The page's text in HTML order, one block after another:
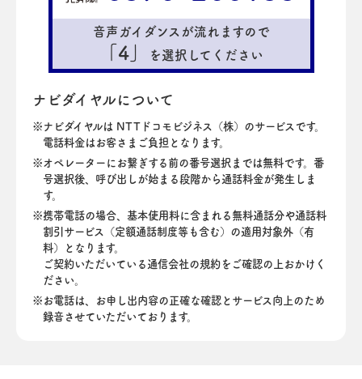
音声ガイダンスが流れますので
「4」 を選択してください
ナビダイヤルについて
ナビダイヤルは NTTドコモビジネス（株）のサービスです。
電話料金はお客さまご負担となります。
オペレーターにお繋ぎする前の番号選択までは無料です。番
号選択後、呼び出しが始まる段階から通話料金が発生しま
す。
携帯電話の場合、基本使用料に含まれる無料通話分や通話料
割引サービス（定額通話制度等も含む）の適用対象外（有
料）となります。
ご契約いただいている通信会社の規約をご確認の上おかけく
ださい。
お電話は、お申し出内容の正確な確認とサービス向上のため
録音させていただいております。